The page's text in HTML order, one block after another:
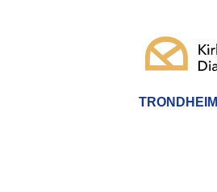
TRONDHEIM